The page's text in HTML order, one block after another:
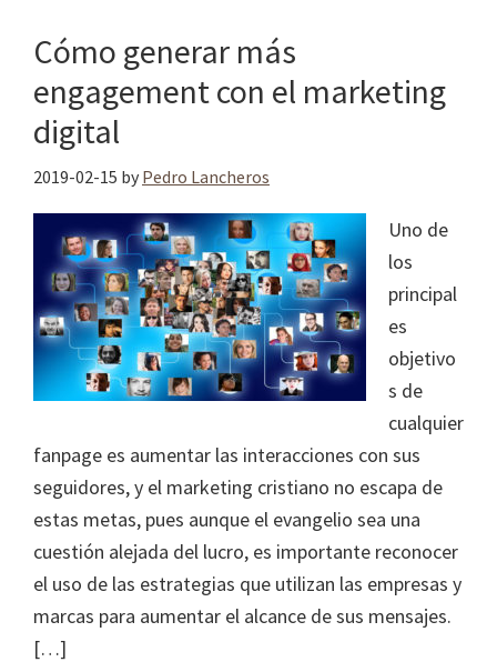
Cómo generar más
engagement con el marketing
digital
2019-02-15 by Pedro Lancheros
Uno de
los
principal
es
objetivo
s de
cualquier
fanpage es aumentar las interacciones con sus
seguidores, y el marketing cristiano no escapa de
estas metas, pues aunque el evangelio sea una
cuestión alejada del lucro, es importante reconocer
el uso de las estrategias que utilizan las empresas y
marcas para aumentar el alcance de sus mensajes.
[…]